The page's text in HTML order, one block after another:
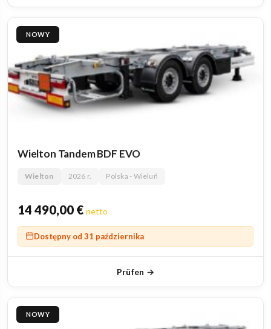
NOWY
Wielton Tandem BDF EVO
Wielton 2026 r. Polska - Wieluń
14 490,00 € netto
Dostępny od 31 października
Prüfen →
NOWY